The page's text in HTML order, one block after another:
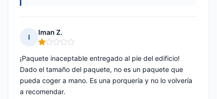
I
Iman Z.
Nota: 1 de 5
¡Paquete inaceptable entregado al pie del edificio!
Dado el tamaño del paquete, no es un paquete que
pueda coger a mano. Es una porquería y no lo volvería
a recomendar.